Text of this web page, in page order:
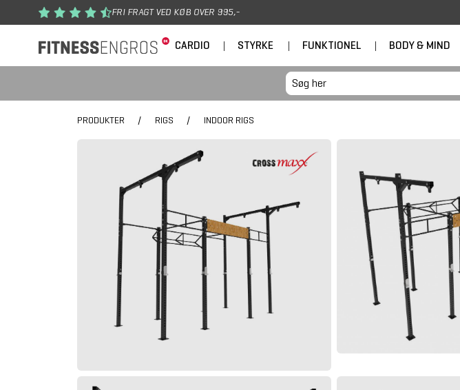
Gå til hovedindhold FRI FRAGT VED KØB OVER 995,-
CARDIO | STYRKE | FUNKTIONEL | BODY & MIND
PRODUKTER / RIGS / INDOOR RIGS